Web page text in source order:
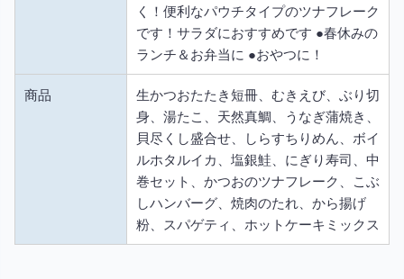
く！便利なパウチタイプのツナフレーク
です！サラダにおすすめです ●春休みの
ランチ＆お弁当に ●おやつに！
商品
生かつおたたき短冊、むきえび、ぶり切
身、湯たこ、天然真鯛、うなぎ蒲焼き、
貝尽くし盛合せ、しらすちりめん、ボイ
ルホタルイカ、塩銀鮭、にぎり寿司、中
巻セット、かつおのツナフレーク、こぶ
しハンバーグ、焼肉のたれ、から揚げ
粉、スパゲティ、ホットケーキミックス